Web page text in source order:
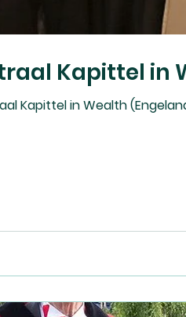
Kapittel in
Kapittel in Wealth